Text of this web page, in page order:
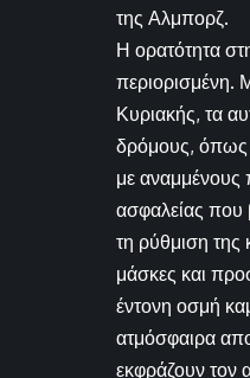
της Αλμπορζ.
Η ορατότητα
περιορισμένη.
Κυριακής, τα
δρόμους, όπως
με αναμμένους
ασφαλείας που
τη ρύθμιση της
μάσκες και
έντονη οσμή
ατμόσφαιρα
εκφράζουν τον